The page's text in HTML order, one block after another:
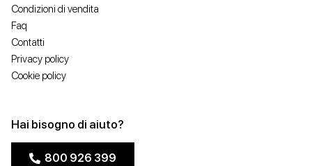
Condizioni di vendita
Faq
Contatti
Privacy policy
Cookie policy
Hai bisogno di aiuto?
800 926 399